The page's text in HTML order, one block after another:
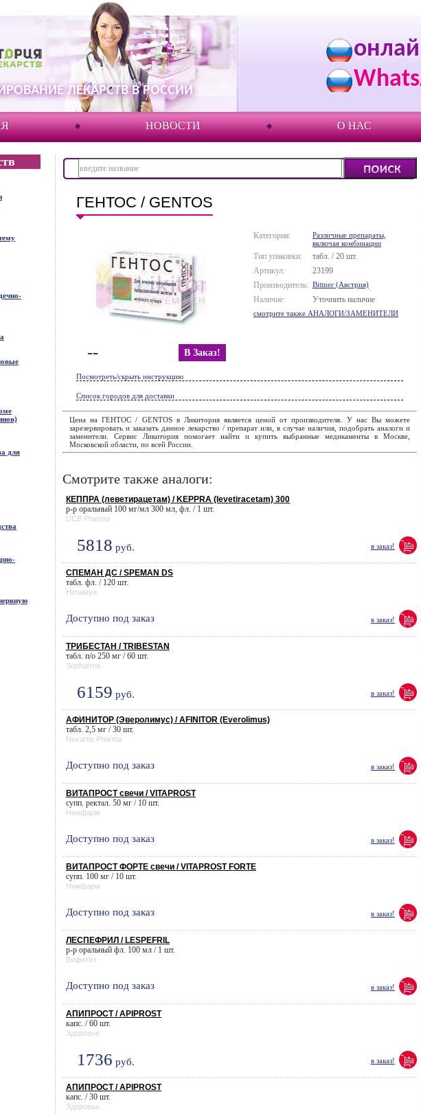
ЛЕКАРСТВ В РОССИИ
НОВОСТИ О НАС
для
ГЕНТОС / GENTOS
-- В Заказ!
Категория:
Различные препараты,
включая комбинации
Тип упаковки:
табл. / 20 шт.
Артикул:
23199
Производитель: Bittner (Австрия)
Наличие: Уточнить наличие
смотрите также АНАЛОГИ/ЗАМЕНИТЕЛИ
Посмотреть/скрыть инструкцию
Список городов для доставки
Цена на ГЕНТОС / GENTOS в Ликитория является ценой от производителя. У нас Вы можете
зарезервировать и заказать данное лекарство / препарат или, в случае наличия, подобрать аналоги и
заменители. Сервис Ликитория помогает найти и купить выбранные медикаменты в Москве,
Московской области, по всей России.
Смотрите также аналоги:
КЕППРА (леветирацетам) / KEPPRA (levetiracetam) 300
р-р оральный 100 мг/мл 300 мл, фл. / 1 шт.
UCB Pharma
5818 руб. в заказ!
СПЕМАН ДС / SPEMAN DS
табл. фл. / 120 шт.
Himalaya
Доступно под заказ в заказ!
ТРИБЕСТАН / TRIBESTAN
табл. п/о 250 мг / 60 шт.
Sopharma
6159 руб. в заказ!
АФИНИТОР (Эверолимус) / AFINITOR (Everolimus)
табл. 2,5 мг / 30 шт.
Novartis Pharma
Доступно под заказ в заказ!
ВИТАПРОСТ свечи / VITAPROST
супп. ректал. 50 мг / 10 шт.
Нижфарм
Доступно под заказ в заказ!
ВИТАПРОСТ ФОРТЕ свечи / VITAPROST FORTE
супп. 100 мг / 10 шт.
Нижфарм
Доступно под заказ в заказ!
ЛЕСПЕФРИЛ / LESPEFRIL
р-р оральный фл. 100 мл / 1 шт.
Вифитех
Доступно под заказ в заказ!
АПИПРОСТ / APIPROST
капс. / 60 шт.
Здоровье
1736 руб. в заказ!
АПИПРОСТ / APIPROST
капс. / 30 шт.
Здоровье